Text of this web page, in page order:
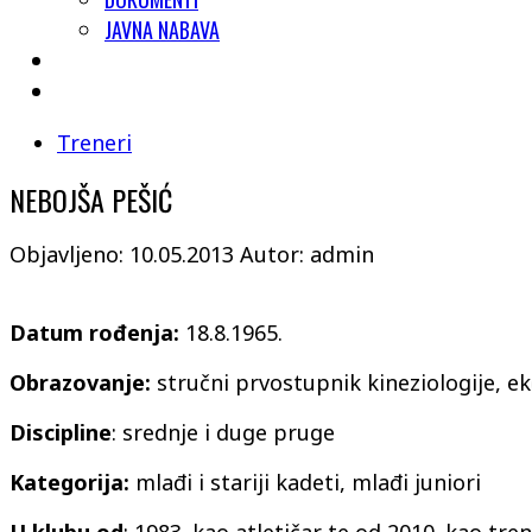
JAVNA NABAVA
Treneri
NEBOJŠA PEŠIĆ
Objavljeno: 10.05.2013 Autor: admin
Datum rođenja: 18.8.1965.
Obrazovanje: stručni prvostupnik kineziologije,
Discipline: srednje i duge pruge
Kategorija: mlađi i stariji kadeti, mlađi juniori